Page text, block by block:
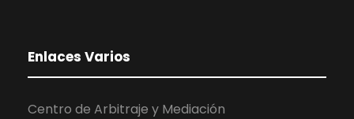
Enlaces Varios
Centro de Arbitraje y Mediación